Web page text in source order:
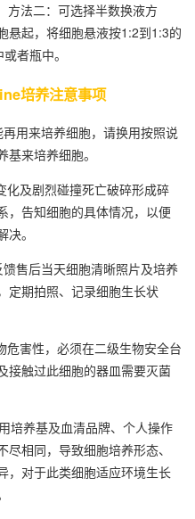
方法二：可选择半数换液方
悬起，将细胞悬液按1:2到1:3的
者瓶中。
培养注意事项
用来培养细胞，请换用按照说
来培养细胞。
化及剧烈碰撞死亡破碎形成碎
，告知细胞的具体情况，以便
。
售后当天细胞清晰照片及培养
定期拍照、记录细胞生长状
害性，必须在二级生物安全台
接触过此细胞的器皿需要灭菌
培养基及血清品牌、个人操作
相同，导致细胞培养形态、
，对于此类细胞适应环境生长